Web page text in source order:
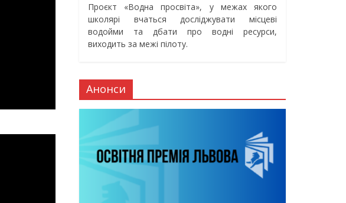
Проєкт «Водна просвіта», у межах якого
школярі вчаться досліджувати місцеві
водойми та дбати про водні ресурси,
виходить за межі пілоту.
Анонси